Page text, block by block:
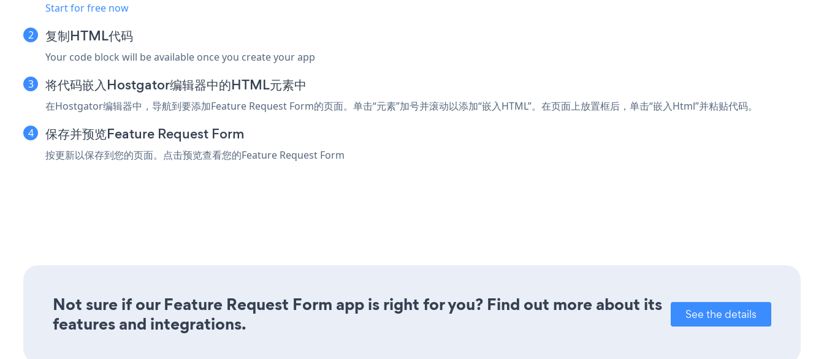
Start for free now
复制HTML代码
Your code block will be available once you create your app
将代码嵌入Hostgator编辑器中的HTML元素中
在Hostgator编辑器中，导航到要添加Feature Request Form的页面。单击“元素”加号并滚动以添加“嵌入HTML”。在页面上放置框后，单击“嵌入Html”并粘贴代码。
保存并预览Feature Request Form
按更新以保存到您的页面。点击预览查看您的Feature Request Form
Not sure if our Feature Request Form app is right for you? Find out more about its
features and integrations.
See the details